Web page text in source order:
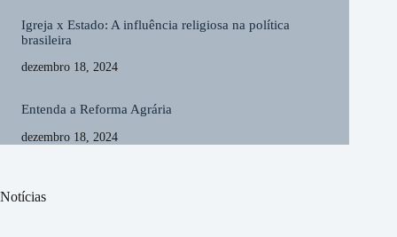
Igreja x Estado: A influência religiosa na política
brasileira
dezembro 18, 2024
Entenda a Reforma Agrária
dezembro 18, 2024
Notícias